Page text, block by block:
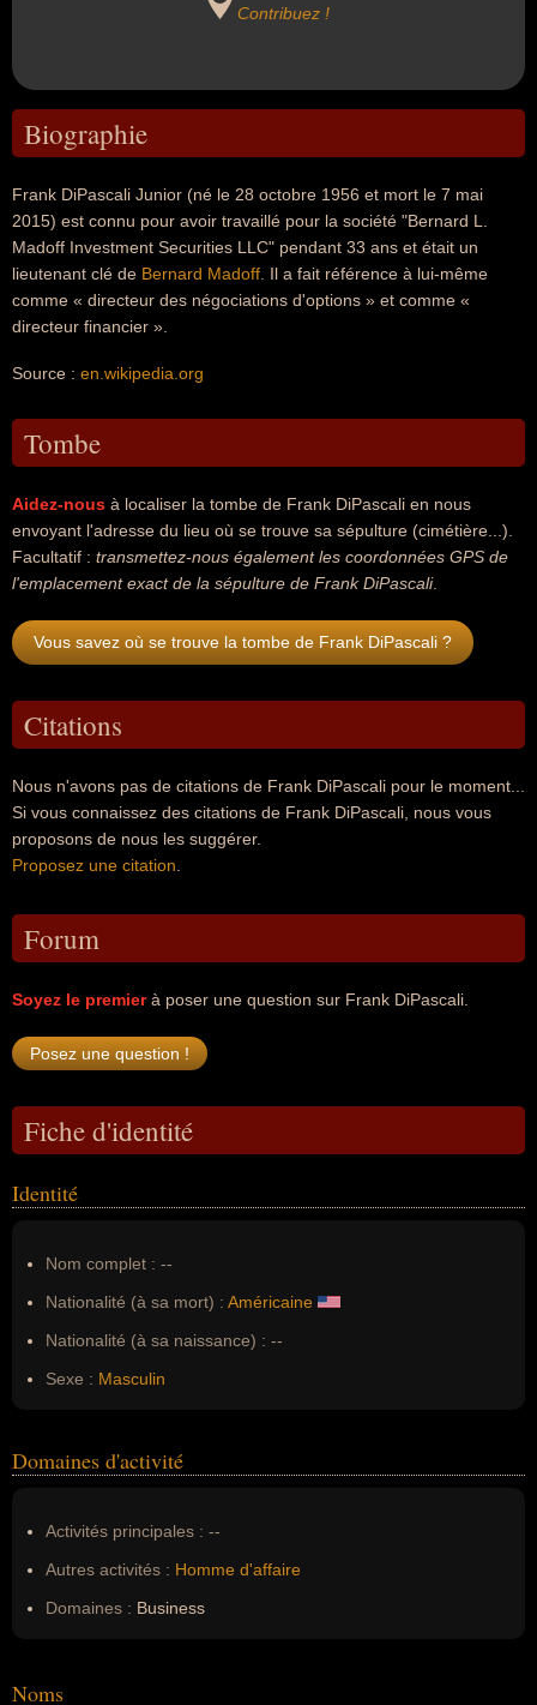
Contribuez !
Biographie
Frank DiPascali Junior (né le 28 octobre 1956 et mort le 7 mai
2015) est connu pour avoir travaillé pour la société "Bernard L.
Madoff Investment Securities LLC" pendant 33 ans et était un
lieutenant clé de Bernard Madoff . Il a fait référence à lui-même
comme « directeur des négociations d'options » et comme «
directeur financier ».
Source : en.wikipedia.org
Tombe
Aidez-nous à localiser la tombe de Frank DiPascali en nous
envoyant l'adresse du lieu où se trouve sa sépulture (cimétière...).
Facultatif : transmettez-nous également les coordonnées GPS de
l'emplacement exact de la sépulture de Frank DiPascali.
Vous savez où se trouve la tombe de Frank DiPascali ?
Citations
Nous n'avons pas de citations de Frank DiPascali pour le moment...
Si vous connaissez des citations de Frank DiPascali, nous vous
proposons de nous les suggérer.
Proposez une citation
Forum
Soyez le premierà poser une question sur Frank DiPascali.
Fiche d'identité
Identité
Nom complet : --
Nationalité (à sa mort) : Américaine
Nationalité (à sa naissance) : --
Sexe : Masculin
Domaines d'activité
Activités principales : --
Autres activités : Homme d'affaire
Domaines : Business
Noms